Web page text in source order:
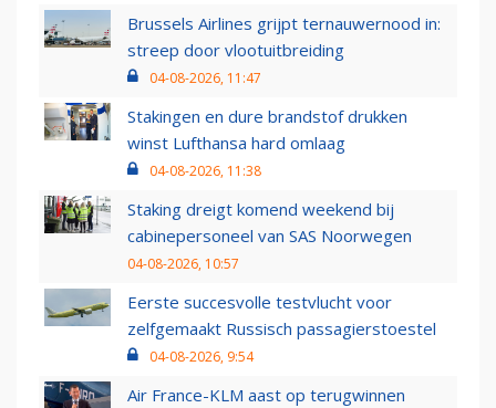
Brussels Airlines grijpt ternauwernood in:
streep door vlootuitbreiding
04-08-2026, 11:47
Stakingen en dure brandstof drukken
winst Lufthansa hard omlaag
04-08-2026, 11:38
Staking dreigt komend weekend bij
cabinepersoneel van SAS Noorwegen
04-08-2026, 10:57
Eerste succesvolle testvlucht voor
zelfgemaakt Russisch passagierstoestel
04-08-2026, 9:54
Air France-KLM aast op terugwinnen